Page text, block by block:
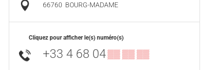
66760 BOURG-MADAME
Cliquez pour afficher le(s) numéro(s)
+33 4 68 04▒▒ ▒▒ ▒▒